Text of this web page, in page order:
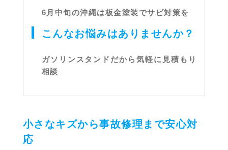
6月中旬の沖縄は板金塗装でサビ対策を
こんなお悩みはありませんか？
ガソリンスタンドだから気軽に見積もり
相談
小さなキズから事故修理まで安心対
応